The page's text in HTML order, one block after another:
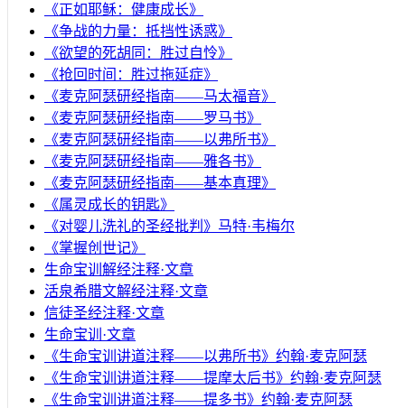
《正如耶稣：健康成长》
《争战的力量：抵挡性诱惑》
《欲望的死胡同：胜过自怜》
《抢回时间：胜过拖延症》
《麦克阿瑟研经指南——马太福音》
《麦克阿瑟研经指南——罗马书》
《麦克阿瑟研经指南——以弗所书》
《麦克阿瑟研经指南——雅各书》
《麦克阿瑟研经指南——基本真理》
《属灵成长的钥匙》
《对婴儿洗礼的圣经批判》马特·韦梅尔
《掌握创世记》
生命宝训解经注释·文章
活泉希腊文解经注释·文章
信徒圣经注释·文章
生命宝训·文章
《生命宝训讲道注释——以弗所书》约翰·麦克阿瑟
《生命宝训讲道注释——提摩太后书》约翰·麦克阿瑟
《生命宝训讲道注释——提多书》约翰·麦克阿瑟